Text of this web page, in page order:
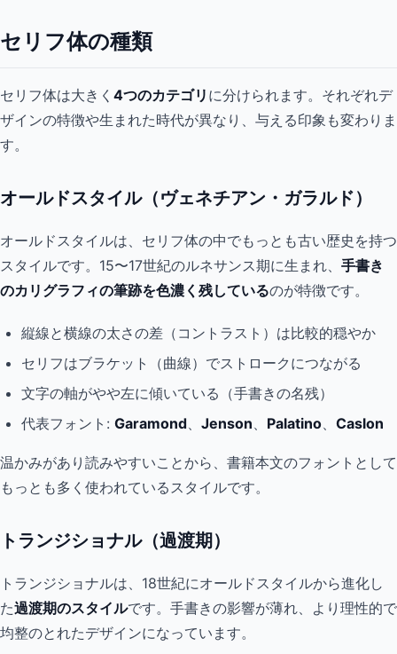
セリフ体の種類
セリフ体は大きく 4つのカテゴリ に分けられます。それぞれデ
ザインの特徴や生まれた時代が異なり、与える印象も変わりま
す。
オールドスタイル（ヴェネチアン・ガラルド）
オールドスタイルは、セリフ体の中でもっとも古い歴史を持つ
スタイルです。15〜17世紀のルネサンス期に生まれ、 手書き
のカリグラフィの筆跡を色濃く残しているのが特徴です。
縦線と横線の太さの差（コントラスト）は比較的穏やか
セリフはブラケット（曲線）でストロークにつながる
文字の軸がやや左に傾いている（手書きの名残）
代表フォント: Garamond、 Jenson、 Palatino、 Caslon
温かみがあり読みやすいことから、書籍本文のフォントとして
もっとも多く使われているスタイルです。
トランジショナル（過渡期）
トランジショナルは、18世紀にオールドスタイルから進化し
た過渡期のスタイルです。手書きの影響が薄れ、より理性的で
均整のとれたデザインになっています。